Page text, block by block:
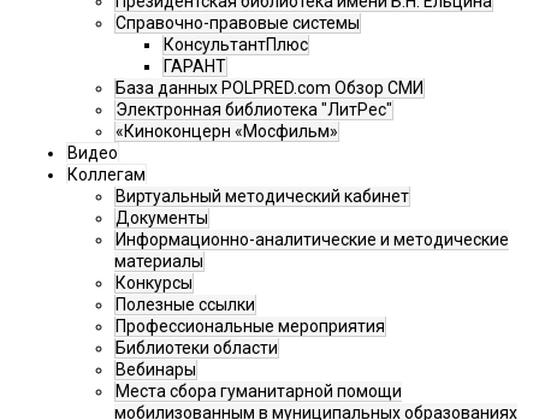
Справочно-правовые системы
КонсультантПлюс
ГАРАНТ
База данных POLPRED.com Обзор СМИ
Электронная библиотека "ЛитРес"
«Киноконцерн «Мосфильм»
Видео
Коллегам
Виртуальный методический кабинет
Документы
Информационно-аналитические и методические
материалы
Конкурсы
Полезные ссылки
Профессиональные мероприятия
Библиотеки области
Вебинары
Места сбора гуманитарной помощи
мобилизованным в муниципальных образованиях